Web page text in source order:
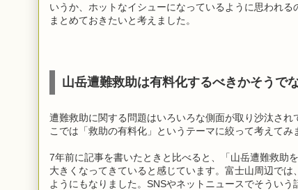
いうか、ホットなイシューになっているように思われる
まとめておきたいと考えました。
山岳遭難救助は有料化するべきかそうで
遭難救助に関する問題はいろいろな側面が取り沙汰され
こでは「救助の有料化」というテーマに絞って考えてみ
7年前に記事を書いたときと比べると、「山岳遭難救助
大きくなってきていると感じています。富士山周辺では
ようにもなりました。SNSやネットニュースでそういう